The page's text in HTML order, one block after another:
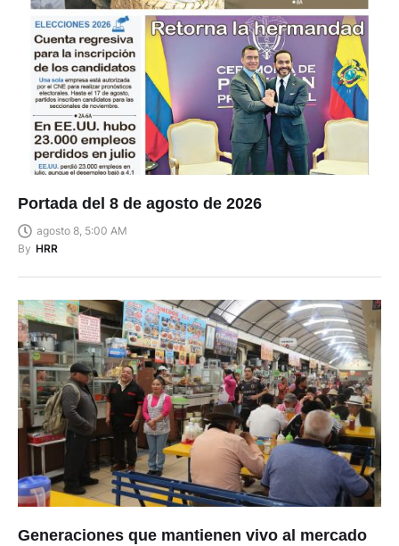
Portada del 8 de agosto de 2026
agosto 8, 5:00 AM
By HRR
Generaciones que mantienen vivo al mercado